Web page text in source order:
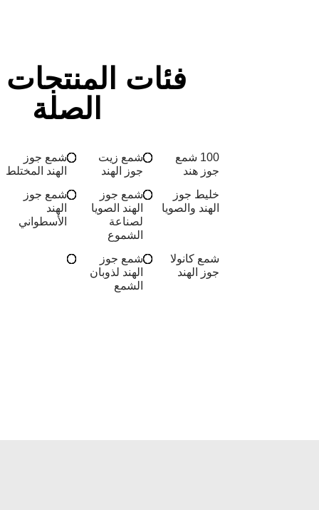
فئات
الصلة
100 شمع
جوز هند
شمع زيت
جوز الهند
شمع جوز
الهند المختلط
خليط جوز
الهند والصويا
شمع جوز
الهند الصويا
لصناعة
الشموع
شمع جوز
الهند
الأسطواني
شمع كانولا
جوز الهند
شمع جوز
الهند لذوبان
الشمع